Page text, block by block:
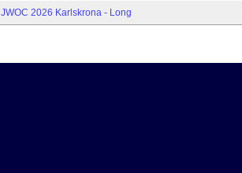
JWOC 2026 Karlskrona - Long